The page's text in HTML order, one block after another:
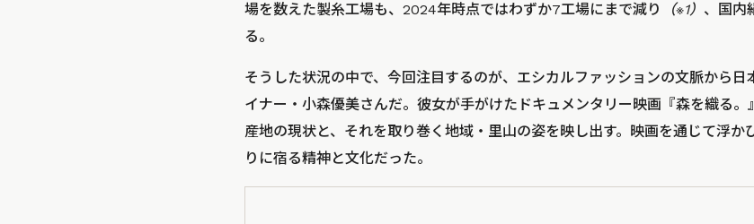
場を数えた製糸工場も、2024年時点ではわずか7工場にまで減り
（※1） 、国内
る。
そうした状況の中で、今回注目するのが、エシカルファッションの文脈から
イナー・小森優美さんだ。彼女が手がけたドキュメンタリー映画『森を織る。
産地の現状と、それを取り巻く地域・里山の姿を映し出す。映画を通じて浮か
りに宿る精神と文化だった。